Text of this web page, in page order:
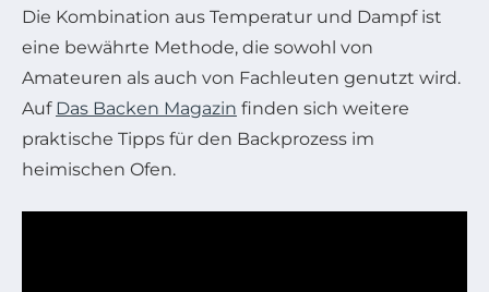
Die Kombination aus Temperatur und Dampf ist
eine bewährte Methode, die sowohl von
Amateuren als auch von Fachleuten genutzt wird.
Auf Das Backen Magazin finden sich weitere
praktische Tipps für den Backprozess im
heimischen Ofen.